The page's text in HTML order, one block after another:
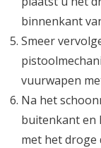
binnenkant
Smeer
vuurwapen
Na het
buitenkant en
met het droge